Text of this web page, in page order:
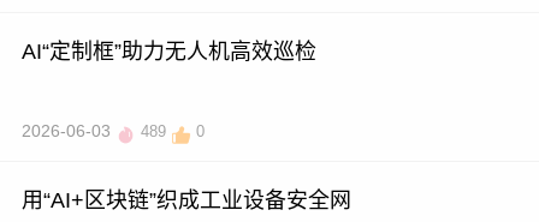
AI“定制框”助力无人机高效巡检
2026-06-03 489 0
用“AI+区块链”织成工业设备安全网